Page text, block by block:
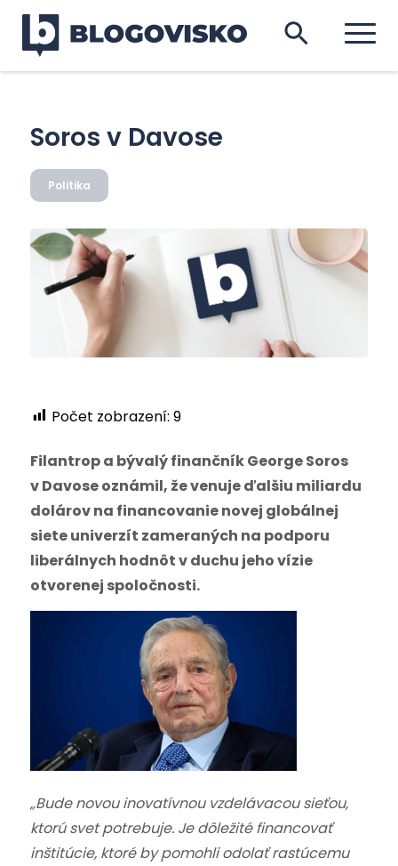
Soros v Davose
Politika
Počet zobrazení: 9
Filantrop a bývalý finančník George Soros
v Davose oznámil, že venuje ďalšiu miliardu
dolárov na financovanie novej globálnej
siete univerzít zameraných na podporu
liberálnych hodnôt v duchu jeho vízie
otvorenej spoločnosti.
„Bude novou inovatívnou vzdelávacou sieťou,
ktorú svet potrebuje. Je dôležité financovať
inštitúcie, ktoré by pomohli odolať rastúcemu